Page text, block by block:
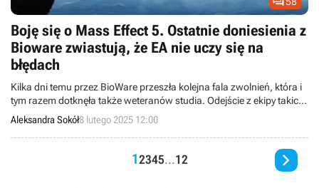
Boję się o Mass Effect 5. Ostatnie doniesienia z
Bioware zwiastują, że EA nie uczy się na
błędach
Kilka dni temu przez BioWare przeszła kolejna fala zwolnień, która i
tym razem dotknęła także weteranów studia. Odejście z ekipy takich
osobistości jak Trick Weekes, Sheryl Chee czy Brianne Battye nie
uszło uwadze fanów, którzy na premierę piątego Mass Effecta
zapatrują się coraz mniej entuzjastycznie – i szczerze mówiąc,
Aleksandra Sokół8 lutego 2025 12:00
12345...12 